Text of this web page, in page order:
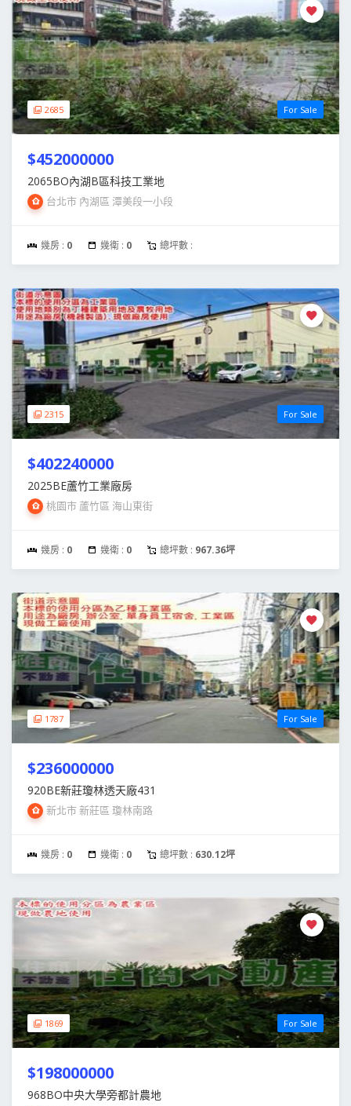
2685 For Sale
$452000000
2065BO內湖B區科技工業地
台北市 內湖區 潭美段一小段
幾房 : 0 幾衛 : 0 總坪數 :
2315 For Sale
$402240000
2025BE蘆竹工業廠房
桃園市 蘆竹區 海山東街
幾房 : 0 幾衛 : 0 總坪數 : 967.36坪
1787 For Sale
$236000000
920BE新莊瓊林透天廠431
新北市 新莊區 瓊林南路
幾房 : 0 幾衛 : 0 總坪數 : 630.12坪
1869 For Sale
$198000000
968BO中央大學旁都計農地